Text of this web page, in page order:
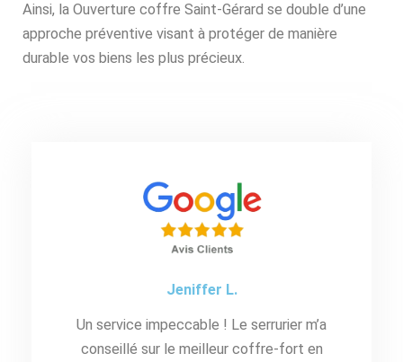
Ainsi, la Ouverture coffre Saint-Gérard se double d’une
approche préventive visant à protéger de manière
durable vos biens les plus précieux.
Jeniffer L.
Un service impeccable ! Le serrurier m’a
conseillé sur le meilleur coffre-fort en